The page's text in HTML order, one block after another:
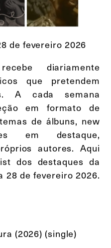
de fevereiro 2026
diariamente
que pretendem
A cada semana
em formato de
de álbuns, new
em destaque,
autores. Aqui
dos destaques da
28 de fevereiro 2026.
(2026) (single)